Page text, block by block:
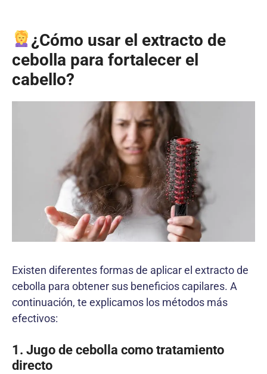
¿Cómo usar el extracto de
cebolla para fortalecer el
cabello?
Existen diferentes formas de aplicar el extracto de
cebolla para obtener sus beneficios capilares. A
continuación, te explicamos los métodos más
efectivos:
1. Jugo de cebolla como tratamiento
directo